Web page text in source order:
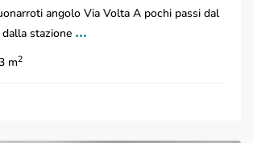
angolo Via Volta A pochi passi dal
stazione ...
m2